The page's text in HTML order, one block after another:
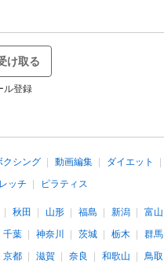
け取る
ル登録
クシング 動画編集
ダイエット
ッチ ピラティス
秋田 山形 福島 新潟 富山
千葉 神奈川 茨城 栃木 群馬
京都 滋賀 奈良 和歌山 鳥取